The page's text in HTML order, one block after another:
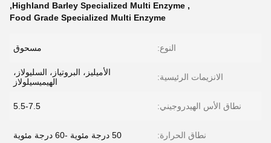
,
Highland Barley Specialized Multi Enzyme
,
Food Grade Specialized Multi Enzyme
النوع: مسحوق
الانزيمات الرئيسية:
الأميليز، البروتياز، السليولاز،
الهيميسيلولاز
نطاق الأس الهيدروجيني: 5.5-7.5
نطاق الحرارة: 50 درجة مئوية -60 درجة مئوية